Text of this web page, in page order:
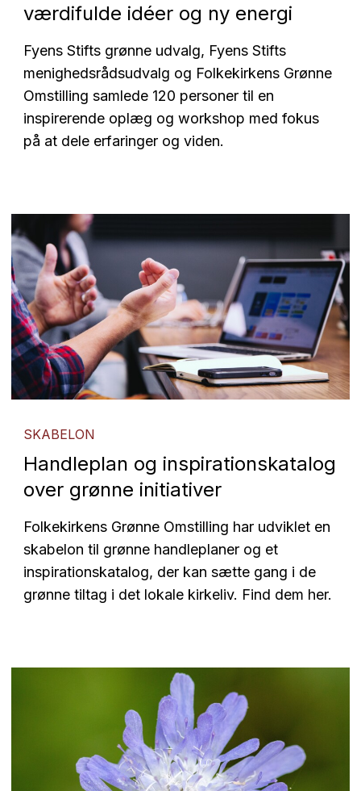
værdifulde idéer og ny energi
Fyens Stifts grønne udvalg, Fyens Stifts
menighedsrådsudvalg og Folkekirkens Grønne
Omstilling samlede 120 personer til en
inspirerende oplæg og workshop med fokus
på at dele erfaringer og viden.
SKABELON
Handleplan og inspirationskatalog
over grønne initiativer
Folkekirkens Grønne Omstilling har udviklet en
skabelon til grønne handleplaner og et
inspirationskatalog, der kan sætte gang i de
grønne tiltag i det lokale kirkeliv. Find dem her.